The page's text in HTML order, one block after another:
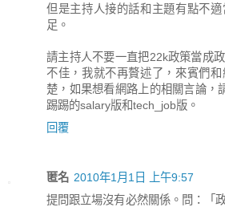
但是主持人接的話和主題有點不
足。
請主持人不要一直把22k政策當成
不佳，我就不再贅述了，來賓們
楚，如果想看網路上的相關言論，
踢踢的salary版和tech_job版。
回覆
匿名 2010年1月1日 上午9:57
提問跟立場沒有必然關係。問：「